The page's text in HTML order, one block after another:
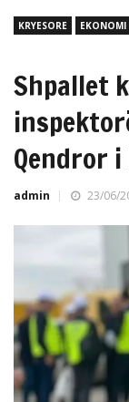
KRYESORE EKONOMI
Shpallet
Qendror
admin 23/06/